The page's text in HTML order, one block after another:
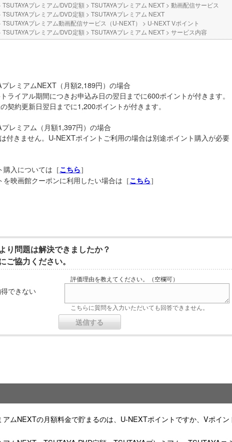
TSUTAYAプレミアム/DVD定額 > TSUTAYAプレミアム NEXT > 動画配信サービス
TSUTAYAプレミアム/DVD定額 > TSUTAYAプレミアム NEXT
TSUTAYAプレミアム動画配信サービス（U-NEXT） > U-NEXT Vポイント
TSUTAYAプレミアム/DVD定額 > TSUTAYAプレミアム NEXT > サービス内容
レミアムNEXT（月額2,189円）の場合
ライアル期間につきお申込み日の翌日までに600ポイントが付きます。
契約更新日翌日までに1,200ポイントが付きます。
レミアム（月額1,397円）の場合
付きません。U-NEXTポイントご利用の場合は別途ポイント購入が必要
入については［こちら］
映画館クーポンに利用したい場合は［こちら］
り問題は解決できましたか？
ご協力ください。
できない
評価理由を教えてください。（空欄可）
こちらに質問を入力いただいても回答できません。
アムNEXTの月額料金で貯まるのは、U-NEXTポイントですか、Vポイン